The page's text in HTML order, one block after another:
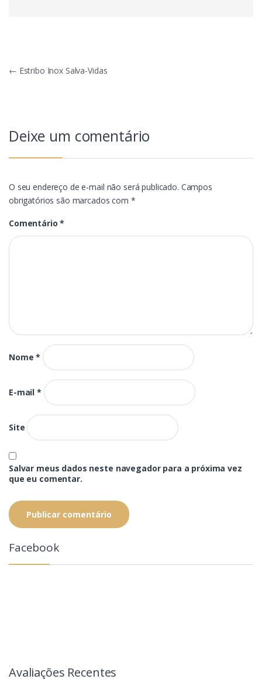
Navegação
← Estribo Inox Salva-Vidas
Deixe um comentário
O seu endereço de e-mail não será publicado. Campos
obrigatórios são marcados com *
Comentário*
Nome*
E-mail*
Site
Salvar meus dados neste navegador para a próxima vez
que eu comentar.
Facebook
Avaliações Recentes